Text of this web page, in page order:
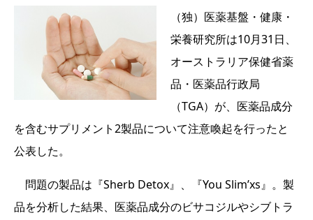
（独）医薬基盤・健康・
栄養研究所は10月31日、
オーストラリア保健省薬
品・医薬品行政局
（TGA）が、医薬品成分
を含むサプリメント2製品について注意喚起を行ったと
公表した。
問題の製品は『Sherb Detox』、『You Slim’xs』。製
品を分析した結果、医薬品成分のビサコジルやシブトラ